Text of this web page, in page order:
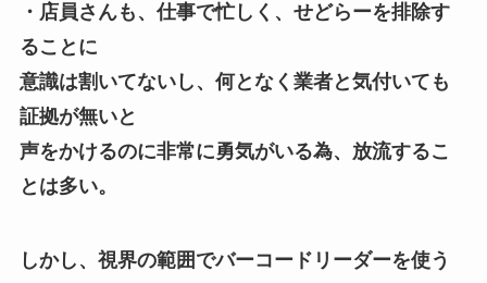
・店員さんも、仕事で忙しく、せどらーを排除す
ることに
意識は割いてないし、何となく業者と気付いても
証拠が無いと
声をかけるのに非常に勇気がいる為、放流するこ
とは多い。
しかし、視界の範囲でバーコードリーダーを使う